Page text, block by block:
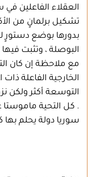
العقلاء الفاعلين في
تشكيل برلمانٍ من
بدورها بوضع دستورٍ
البوصلة ، وتثبت
مع ملاحظة إن كان
الخارجية الفاعلة
التوسعة أكثر ولكن
. كل التحية ماموستا
سوريا دولة يحلم